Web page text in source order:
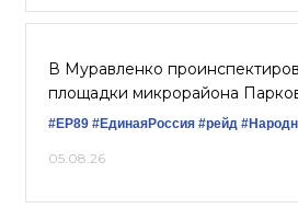
В Муравленко
площадки микрорайона
#ЕР89 #ЕдинаяРоссия #рейд
05.08.26